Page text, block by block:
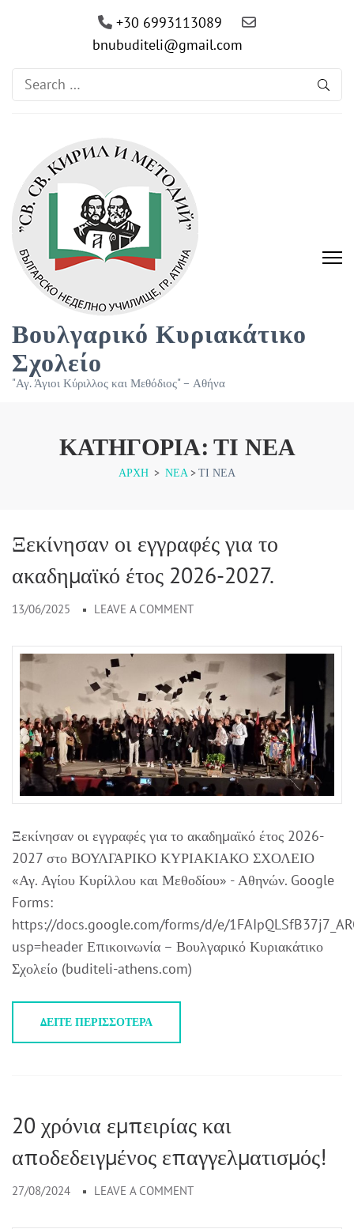
+30 6993113089
bnubuditeli@gmail.com
Search
for:
Βουλγαρικό Κυριακάτικο
Σχολείο
"Αγ. Άγιοι Κύριλλος και Μεθόδιος" – Αθήνα
ΚΑΤΗΓΟΡΊΑ: ΤΙ ΝΈΑ
ΑΡΧΉ > ΝΕΑ>ΤΙ ΝΈΑ
Ξεκίνησαν οι εγγραφές για το
ακαδημαϊκό έτος 2026-2027.
13/06/2025 LEAVE A COMMENT
Ξεκίνησαν οι εγγραφές για το ακαδημαϊκό έτος 2026-
2027 στο ΒΟΥΛΓΑΡΙΚΟ ΚΥΡΙΑΚΙΑΚΟ ΣΧΟΛΕΙΟ
«Αγ. Αγίου Κυρίλλου και Μεθοδίου» - Αθηνών. Google
Forms:
https://docs.google.com/forms/d/e/
usp=header Επικοινωνία – Βουλγαρικό Κυριακάτικο
Σχολείο (buditeli-athens.com)
ΔΕΊΤΕ ΠΕΡΙΣΣΌΤΕΡΑ
20 χρόνια εμπειρίας και
αποδεδειγμένος επαγγελματισμός!
27/08/2024 LEAVE A COMMENT